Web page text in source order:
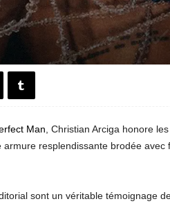
Man , Christian Arciga honore
armure resplendissante brodée
sont un véritable témoignage